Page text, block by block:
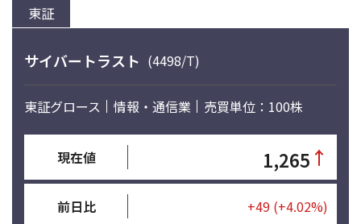
東証
サイバートラスト (4498/T)
東証グロース 情報・通信業 売買単位：100株
現在値 1,265 ↑
前日比 +49 (+4.02%)